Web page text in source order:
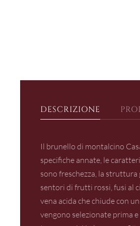
DESCRIZIONE
Il brunello di montalcino
specifiche annate, le
sono freschezza, la struttura
sentori di frutti rossi, fusi al
vena acida che chiude con
vengono selezionate prima